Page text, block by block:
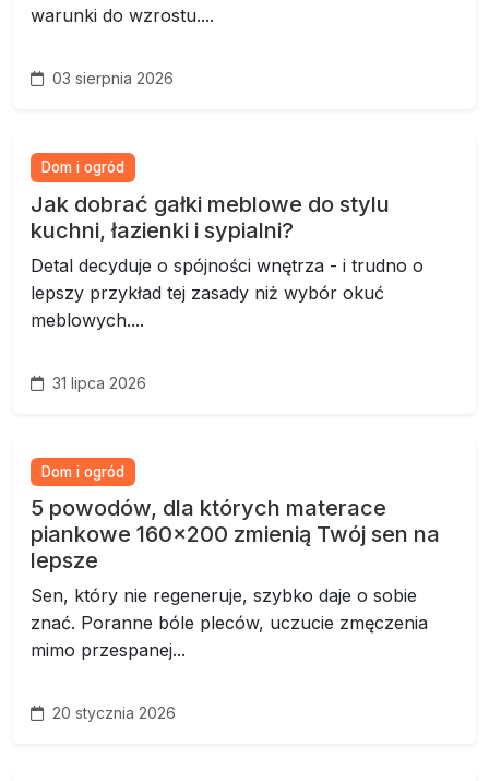
warunki do wzrostu....
03 sierpnia 2026
Dom i ogród
Jak dobrać gałki meblowe do stylu
kuchni, łazienki i sypialni?
Detal decyduje o spójności wnętrza - i trudno o
lepszy przykład tej zasady niż wybór okuć
meblowych....
31 lipca 2026
Dom i ogród
5 powodów, dla których materace
piankowe 160x200 zmienią Twój sen na
lepsze
Sen, który nie regeneruje, szybko daje o sobie
znać. Poranne bóle pleców, uczucie zmęczenia
mimo przespanej...
20 stycznia 2026